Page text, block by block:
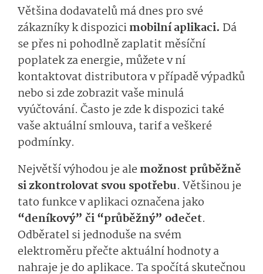
Většina dodavatelů má dnes pro své
zákazníky k dispozicimobilní aplikaci. Dá
se přes ni pohodlně zaplatit měsíční
poplatek za energie, můžete v ní
kontaktovat distributora v případě výpadků
nebo si zde zobrazit vaše minulá
vyúčtování. Často je zde k dispozici také
vaše aktuální smlouva, tarif a veškeré
podmínky.
Největší výhodou je alemožnost průběžně
si zkontrolovat svou spotřebu. Většinou je
tato funkce v aplikaci označena jako
“deníkový” či “průběžný” odečet.
Odběratel si jednoduše na svém
elektroměru přečte aktuální hodnoty a
nahraje je do aplikace. Ta spočítá skutečnou